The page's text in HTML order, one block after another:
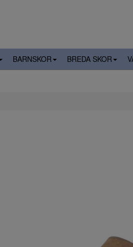
BARNSKOR BREDA SKOR